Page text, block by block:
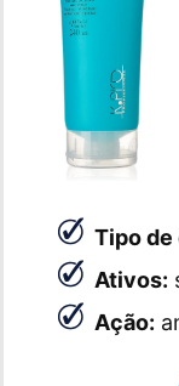
Tipo de
Ativos:
Ação: